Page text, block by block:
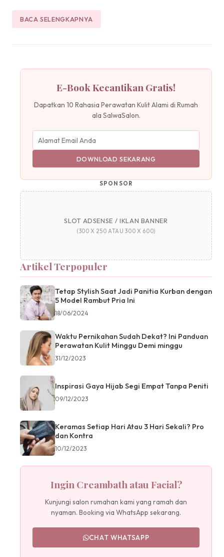
BACA SELENGKAPNYA
E-Book Kecantikan Gratis!
Dapatkan 10 Rahasia Perawatan Kulit Alami di Rumah
ala SalwaSalon.
DOWNLOAD SEKARANG
SPONSOR
SLOT ADSENSE / IKLAN BANNER
(300 X 250 ATAU 300 X 600)
Artikel Terpopuler
Tetap Stylish Saat Jadi Panitia Kurban dengan
5 Model Rambut Pria Ini
18/06/2024
Waktu Pernikahan Sudah Dekat? Ini Panduan
Perawatan Kulit Minggu Demi minggu
31/12/2023
Inspirasi Gaya Hijab Segi Empat Tanpa Peniti
09/12/2023
Keramas Setiap Hari Atau 3 Hari Sekali? Pro
dan Kontra
10/12/2023
Ingin Creambath atau Facial?
Kunjungi salon rumahan kami yang ramah dan
nyaman. Booking via WhatsApp sekarang.
CHAT WHATSAPP